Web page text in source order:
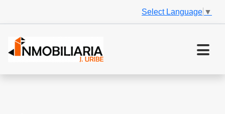
Select Language ▼